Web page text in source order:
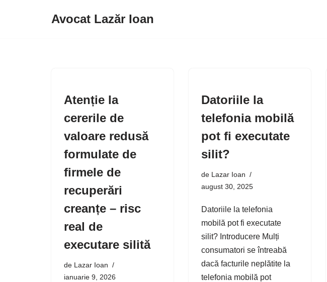
Avocat Lazăr Ioan
Atenție la
cererile de
valoare redusă
formulate de
firmele de
recuperări
creanțe – risc
real de
executare silită
de Lazar Ioan
ianuarie 9, 2026
Datoriile la
telefonia mobilă
pot fi executate
silit?
de Lazar Ioan
august 30, 2025
Datoriile la telefonia
mobilă pot fi executate
silit? Introducere Mulți
consumatori se întreabă
dacă facturile neplătite la
telefonia mobilă pot